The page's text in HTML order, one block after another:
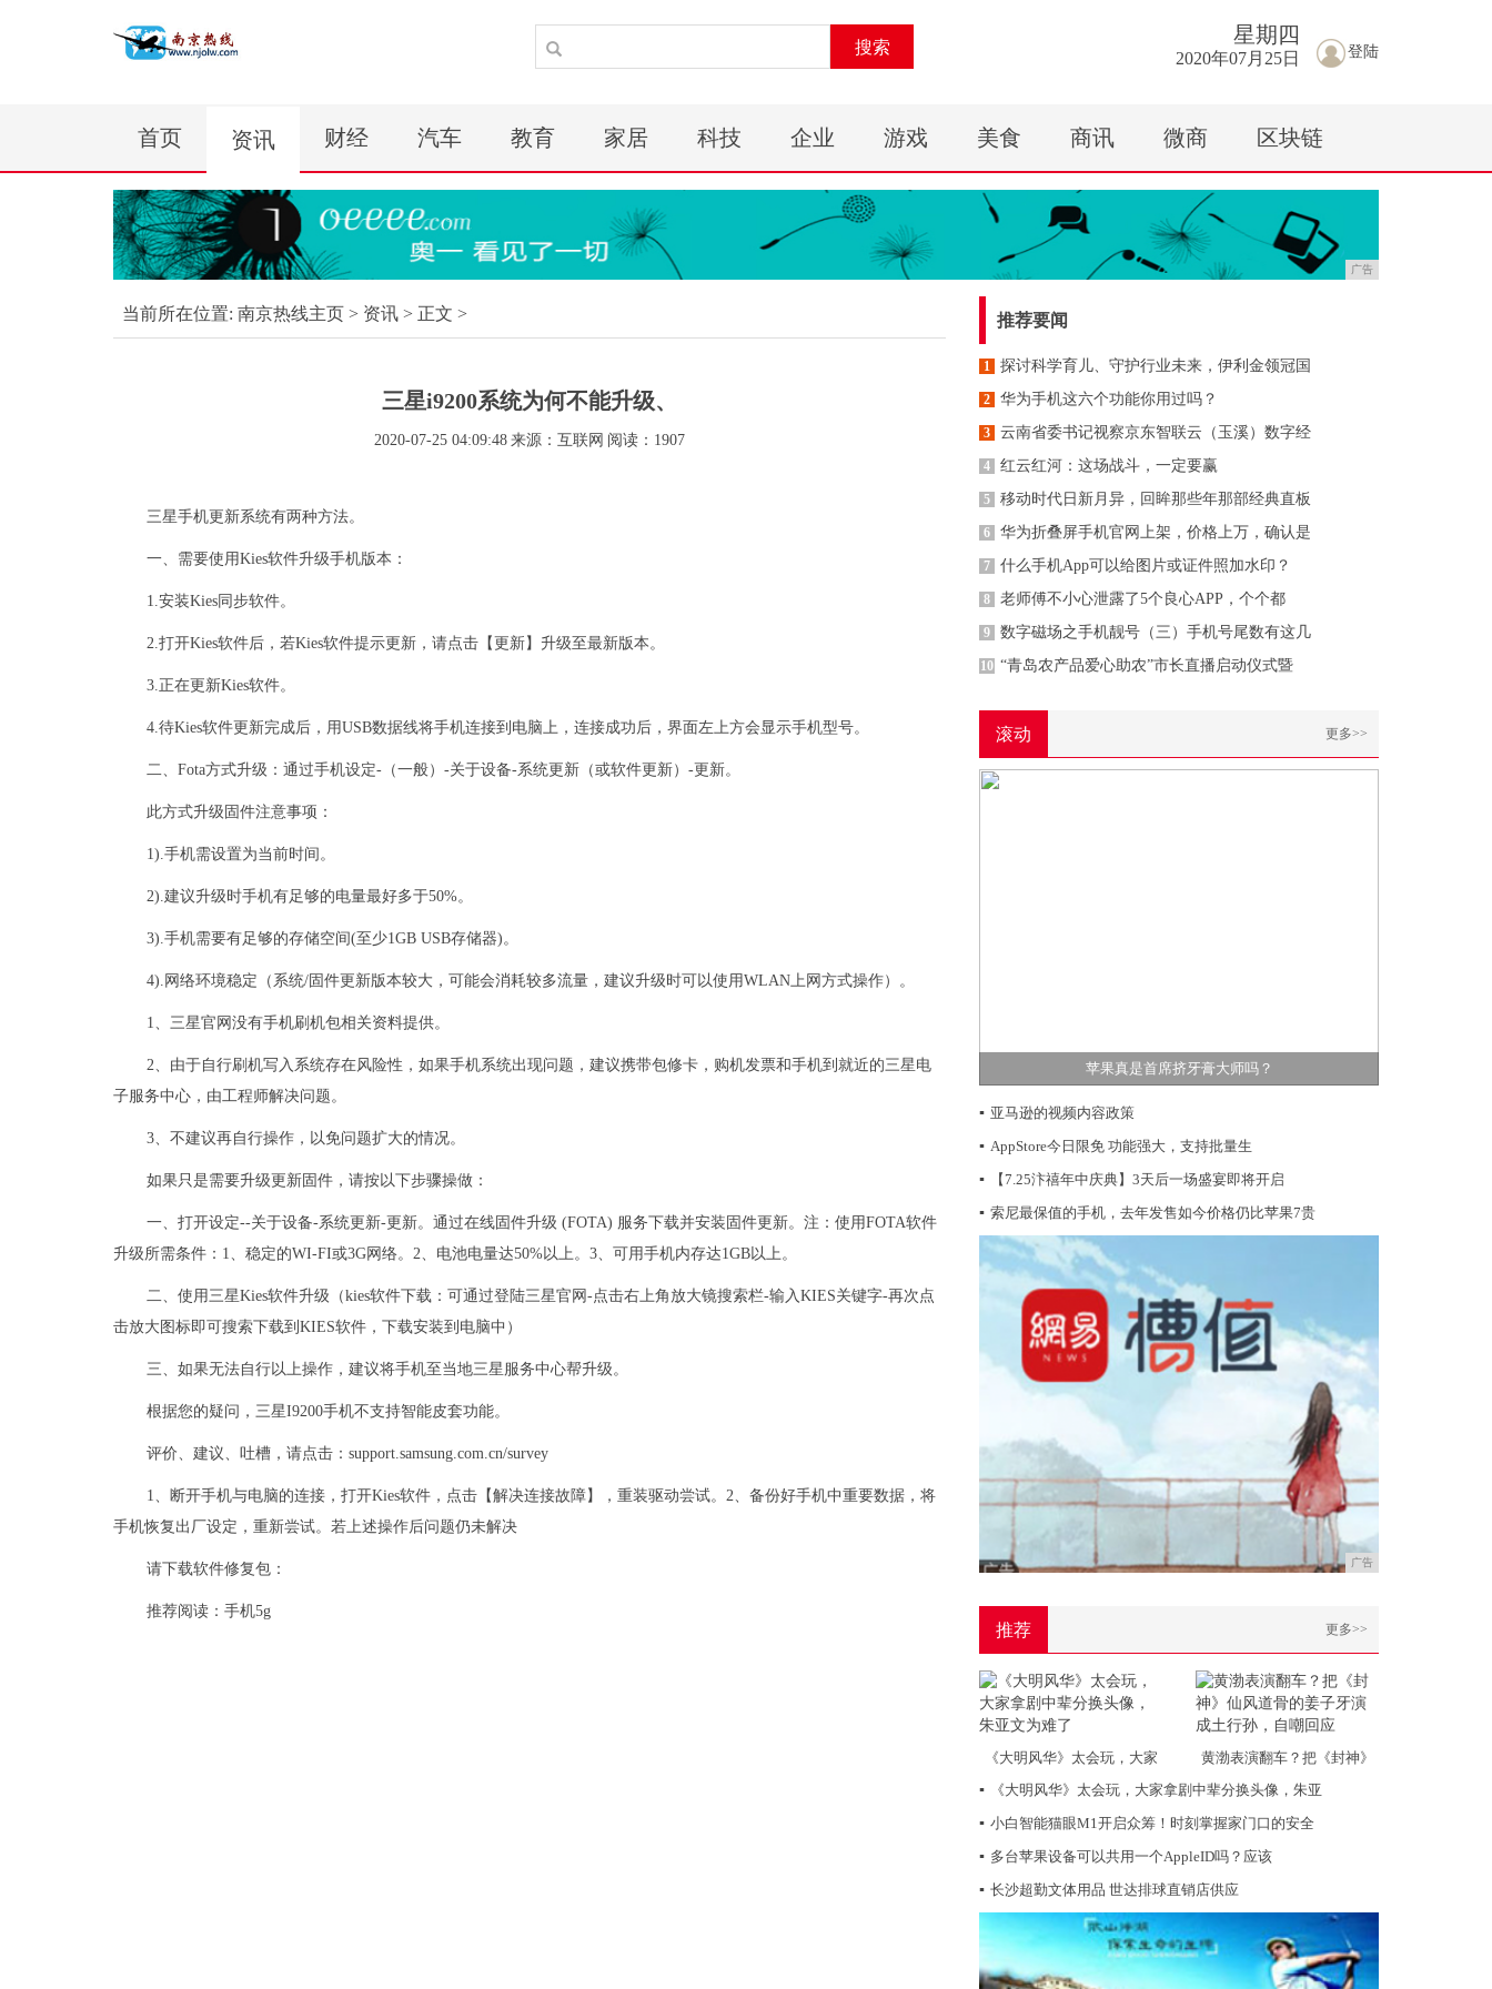
搜索 登陆
星期 四
2020年07月25日
首页 资讯 财经 汽车 教育 家居 科技 企业 游戏 美食 商讯 微商 区块链
广告
当前所在位置: 南京热线主页 > 资讯 > 正文 >
三星i9200系统为何不能升级、
2020-07-25 04:09:48 来源：互联网 阅读：1907
三星手机更新系统有两种方法。
一、需要使用Kies软件升级手机版本：
1.安装Kies同步软件。
2.打开Kies软件后，若Kies软件提示更新，请点击【更新】升级至最新版本。
3.正在更新Kies软件。
4.待Kies软件更新完成后，用USB数据线将手机连接到电脑上，连接成功后，界面左上方会显示手机型号。
二、Fota方式升级：通过手机设定-（一般）-关于设备-系统更新（或软件更新）-更新。
此方式升级固件注意事项：
1).手机需设置为当前时间。
2).建议升级时手机有足够的电量最好多于50%。
3).手机需要有足够的存储空间(至少1GB USB存储器)。
4).网络环境稳定（系统/固件更新版本较大，可能会消耗较多流量，建议升级时可以使用WLAN上网方式操作）。
1、三星官网没有手机刷机包相关资料提供。
2、由于自行刷机写入系统存在风险性，如果手机系统出现问题，建议携带包修卡，购机发票和手机到就近的三星电
子服务中心，由工程师解决问题。
3、不建议再自行操作，以免问题扩大的情况。
如果只是需要升级更新固件，请按以下步骤操做：
一、打开设定--关于设备-系统更新-更新。通过在线固件升级 (FOTA) 服务下载并安装固件更新。注：使用FOTA软件
升级所需条件：1、稳定的WI-FI或3G网络。2、电池电量达50%以上。3、可用手机内存达1GB以上。
二、使用三星Kies软件升级（kies软件下载：可通过登陆三星官网-点击右上角放大镜搜索栏-输入KIES关键字-再次点
击放大图标即可搜索下载到KIES软件，下载安装到电脑中）
三、如果无法自行以上操作，建议将手机至当地三星服务中心帮升级。
根据您的疑问，三星I9200手机不支持智能皮套功能。
评价、建议、吐槽，请点击：support.samsung.com.cn/survey
1、断开手机与电脑的连接，打开Kies软件，点击【解决连接故障】，重装驱动尝试。2、备份好手机中重要数据，将
手机恢复出厂设定，重新尝试。若上述操作后问题仍未解决
请下载软件修复包：
推荐阅读： 手机5g
推荐要闻
1 探讨科学育儿、守护行业未来，伊利金领冠国
2 华为手机这六个功能你用过吗？
3 云南省委书记视察京东智联云（玉溪）数字经
4 红云红河：这场战斗，一定要赢
5 移动时代日新月异，回眸那些年那部经典直板
6 华为折叠屏手机官网上架，价格上万，确认是
7 什么手机App可以给图片或证件照加水印？
8 老师傅不小心泄露了5个良心APP，个个都
9 数字磁场之手机靓号（三）手机号尾数有这几
10 “青岛农产品爱心助农”市长直播启动仪式暨
滚动 更多>>
苹果真是首席挤牙膏大师吗？
▪ 亚马逊的视频内容政策
▪ AppStore今日限免 功能强大，支持批量生
▪
【7.25汴禧年中庆典】3天后一场盛宴即将开启
▪ 索尼最保值的手机，去年发售如今价格仍比苹果7贵
广告
推荐 更多>>
《大明风华》太会玩，大家
黄渤表演翻车？把《封神》
▪
《大明风华》太会玩，大家拿剧中辈分换头像，朱亚
▪ 小白智能猫眼M1开启众筹！时刻掌握家门口的安全
▪ 多台苹果设备可以共用一个AppleID吗？应该
▪ 长沙超勤文体用品 世达排球直销店供应